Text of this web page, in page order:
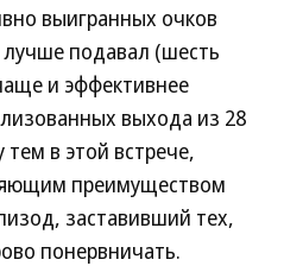
выигранных очков
лучше подавал (шесть
и эффективнее
выхода из 28
в этой встрече,
преимуществом
заставивший тех,
понервничать.